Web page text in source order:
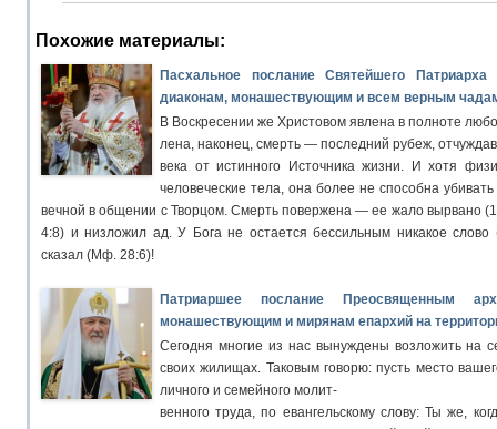
Похожие материалы:
Пасхальное послание Святейшего
диаконам, монашествующим и всем верным
В Воскресении же Христовом явлена в полноте
лена, наконец, смерть — последний рубеж,
века от истинного Источника жизни. И хотя
человеческие тела, она более не способна
вечной в общении с Творцом. Смерть повержена — ее жало вырвано
4:8) и низложил ад. У Бога не остается бессильным никакое
сказал (Мф. 28:6)!
Патриаршее послание Преосвященным
монашествующим и мирянам епархий на
Сегодня многие из нас вынуждены возложить на
своих жилищах. Таковым говорю: пусть место
личного и семейного молит-
венного труда, по евангельскому слову: Ты же,